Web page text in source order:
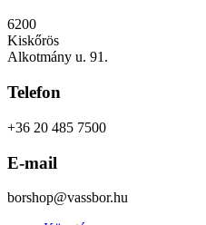
6200
Kiskőrös
Alkotmány u. 91.
Telefon
+36 20 485 7500
E-mail
borshop@vassbor.hu